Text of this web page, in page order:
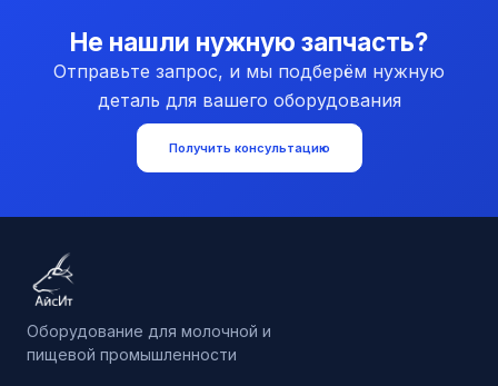
Не нашли нужную запчасть?
Отправьте запрос, и мы подберём нужную
деталь для вашего оборудования
Получить консультацию
Оборудование для молочной и
пищевой промышленности